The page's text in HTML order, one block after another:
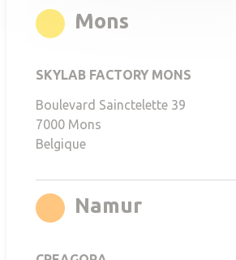
Mons
SKYLAB FACTORY MONS
Boulevard Sainctelette 39
7000 Mons
Belgique
Namur